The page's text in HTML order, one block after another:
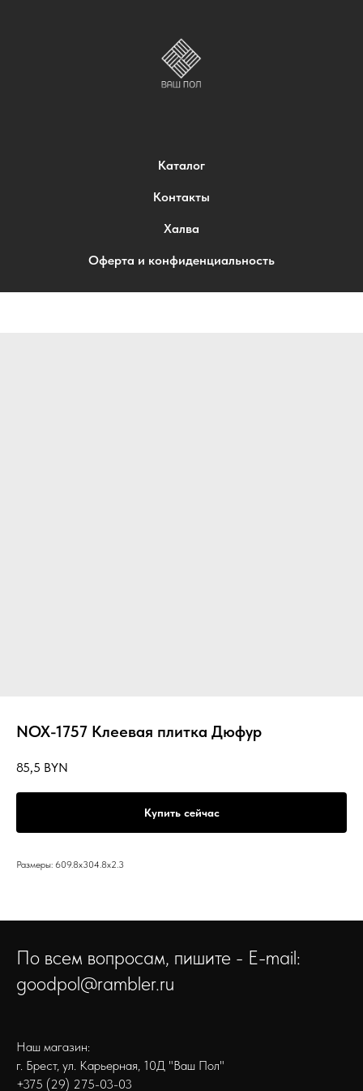
Каталог
Контакты
Халва
Оферта и конфиденциальность
NOX-1757 Клеевая плитка Дюфур
85,5 BYN
Купить сейчас
Размеры: 609.8x304.8x2.3
По всем вопросам, пишите - E-mail:
goodpol@rambler.ru
Наш магазин:
г. Брест, ул. Карьерная, 10Д "Ваш Пол"
+375 (29) 275-03-03